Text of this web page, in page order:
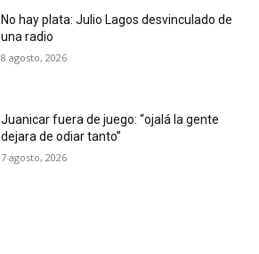
No hay plata: Julio Lagos desvinculado de
una radio
8 agosto, 2026
Juanicar fuera de juego: “ojalá la gente
dejara de odiar tanto”
7 agosto, 2026